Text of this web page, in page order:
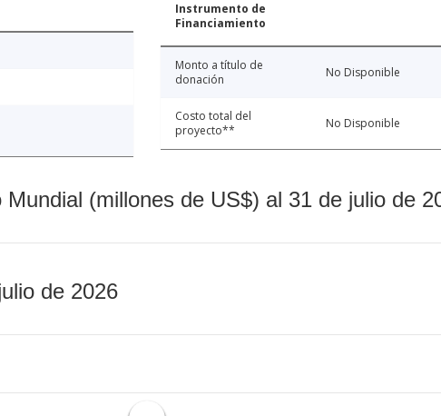
Instrumento de
Financiamiento
Monto a título de
donación
No Disponible
Costo total del
proyecto**
No Disponible
(millones de US$) al 31 de julio de
de 2026